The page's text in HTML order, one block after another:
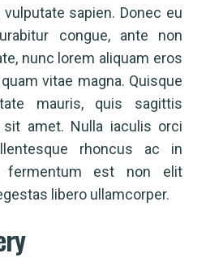
sapien. Donec eu
congue, ante non
nunc lorem aliquam eros
vitae magna. Quisque
mauris, quis sagittis
amet. Nulla iaculis orci
rhoncus ac in
fermentum est non elit
libero ullamcorper.